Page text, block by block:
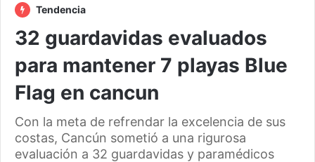
Tendencia
32 guardavidas evaluados
para mantener 7 playas Blue
Flag en cancun
Con la meta de refrendar la excelencia de sus
costas, Cancún sometió a una rigurosa
evaluación a 32 guardavidas y paramédicos